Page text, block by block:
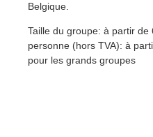
Belgique.
Taille du groupe: à partir
personne (hors TVA): à
pour les grands groupes